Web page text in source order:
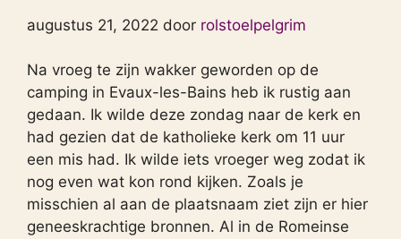
augustus 21, 2022 door rolstoelpelgrim
Na vroeg te zijn wakker geworden op de
camping in Evaux-les-Bains heb ik rustig aan
gedaan. Ik wilde deze zondag naar de kerk en
had gezien dat de katholieke kerk om 11 uur
een mis had. Ik wilde iets vroeger weg zodat ik
nog even wat kon rond kijken. Zoals je
misschien al aan de plaatsnaam ziet zijn er hier
geneeskrachtige bronnen. Al in de Romeinse